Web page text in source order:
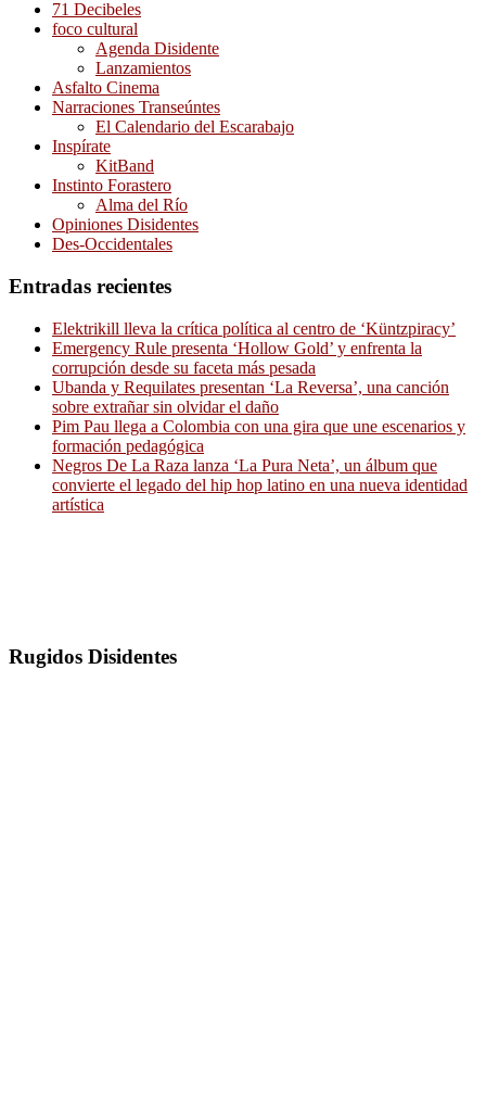
71 Decibeles
foco cultural
Agenda Disidente
Lanzamientos
Asfalto Cinema
Narraciones Transeúntes
El Calendario del Escarabajo
Inspírate
KitBand
Instinto Forastero
Alma del Río
Opiniones Disidentes
Des-Occidentales
Entradas recientes
Elektrikill lleva la crítica política al centro de ‘Küntzpiracy’
Emergency Rule presenta ‘Hollow Gold’ y enfrenta la
corrupción desde su faceta más pesada
Ubanda y Requilates presentan ‘La Reversa’, una canción
sobre extrañar sin olvidar el daño
Pim Pau llega a Colombia con una gira que une escenarios y
formación pedagógica
Negros De La Raza lanza ‘La Pura Neta’, un álbum que
convierte el legado del hip hop latino en una nueva identidad
artística
Rugidos Disidentes